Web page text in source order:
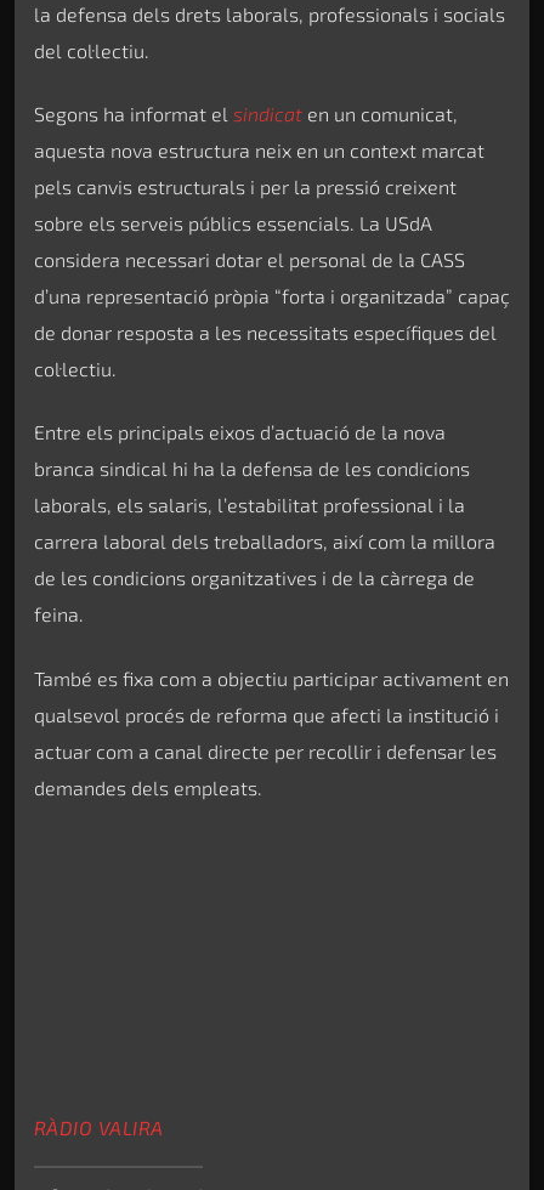
la defensa dels drets laborals, professionals i socials
del col·lectiu.
Segons ha informat el sindicat en un comunicat,
aquesta nova estructura neix en un context marcat
pels canvis estructurals i per la pressió creixent
sobre els serveis públics essencials. La USdA
considera necessari dotar el personal de la CASS
d’una representació pròpia “forta i organitzada” capaç
de donar resposta a les necessitats específiques del
col·lectiu.
Entre els principals eixos d’actuació de la nova
branca sindical hi ha la defensa de les condicions
laborals, els salaris, l’estabilitat professional i la
carrera laboral dels treballadors, així com la millora
de les condicions organitzatives i de la càrrega de
feina.
També es fixa com a objectiu participar activament en
qualsevol procés de reforma que afecti la institució i
actuar com a canal directe per recollir i defensar les
demandes dels empleats.
RÀDIO VALIRA